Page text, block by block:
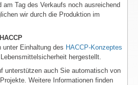
am Tag des Verkaufs noch ausreichend
wir durch die Produktion im
unter Einhaltung des HACCP-Konzeptes
hergestellt.
unterstützen auch Sie automatisch von
Weitere Informationen finden